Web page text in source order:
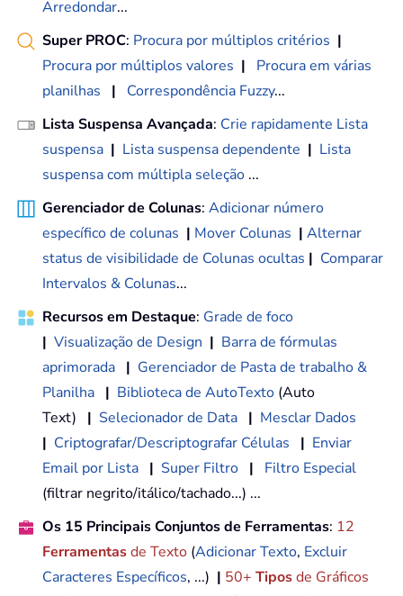
Arredondar...
Super PROC: Procura por múltiplos critérios |
Procura por múltiplos valores |
Procura em várias
planilhas
| Correspondência Fuzzy...
Lista Suspensa Avançada: Crie rapidamente Lista
suspensa | Lista suspensa dependente | Lista
suspensa com múltipla seleção ...
Gerenciador de Colunas: Adicionar número
específico de colunas | Mover Colunas | Alternar
status de visibilidade de Colunas ocultas | Comparar
Intervalos & Colunas...
Recursos em Destaque: Grade de foco
| Visualização de Design | Barra de fórmulas
aprimorada | Gerenciador de Pasta de trabalho &
Planilha | Biblioteca de AutoTexto (Auto
Text) | Selecionador de Data | Mesclar Dados
| Criptografar/Descriptografar Células | Enviar
Email por Lista | Super Filtro |
Filtro Especial
(filtrar negrito/itálico/tachado...) ...
Os 15 Principais Conjuntos de Ferramentas: 12
Ferramentasde Texto (Adicionar Texto, Excluir
Caracteres Específicos, ...) | 50+ Tiposde Gráficos